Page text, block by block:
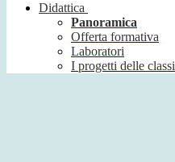
Didattica
Panoramica
Offerta formativa
Laboratori
I progetti delle classi